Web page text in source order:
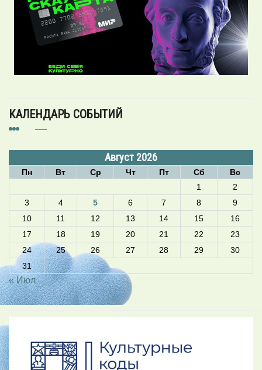
КАЛЕНДАРЬ СОБЫТИЙ
Август 2026
Пн Вт Ср Чт Пт Сб
Вс
1
2
3
4 5 6 7 8
9
10
11 12 13 14 15
16
17
18 19 20 21 22
23
24
25 26 27 28 29
30
31
« Июл